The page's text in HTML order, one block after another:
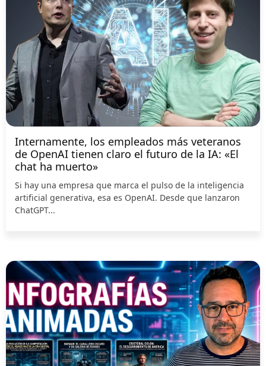
Internamente, los empleados más veteranos
de OpenAI tienen claro el futuro de la IA: «El
chat ha muerto»
Si hay una empresa que marca el pulso de la inteligencia
artificial generativa, esa es OpenAI. Desde que lanzaron
ChatGPT...